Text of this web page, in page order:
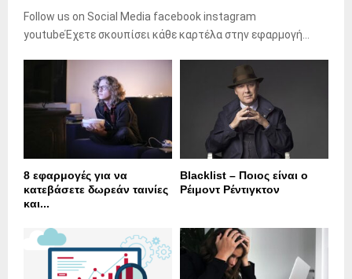
Follow us on Social Media facebook instagram
youtubeΈχετε σκουπίσει κάθε καρτέλα στην εφαρμογή...
8 εφαρμογές για να
κατεβάσετε δωρεάν ταινίες
και...
Blacklist – Ποιος είναι ο
Ρέιμοντ Ρέντιγκτον